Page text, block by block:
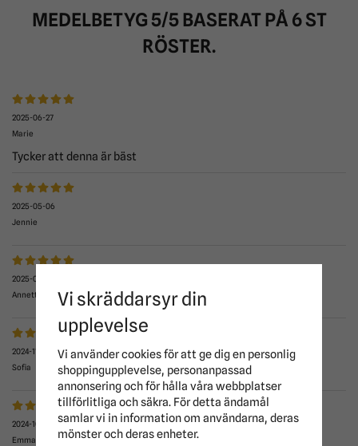
MEDELBETYG 5/5 BASERAT PÅ 6ST
RÖSTER.
2025-06-27
Marie
Tycker att denna är bäst
2025-05-06
Jennie
2025-03-09
Annette
2024-11-23
Sofia
2024-10-10
Emma
Vi skräddarsyr din
upplevelse
Vi använder cookies för att ge dig en personlig
shoppingupplevelse, personanpassad
annonsering och för hålla våra webbplatser
tillförlitliga och säkra. För detta ändamål
samlar vi in information om användarna, deras
mönster och deras enheter.